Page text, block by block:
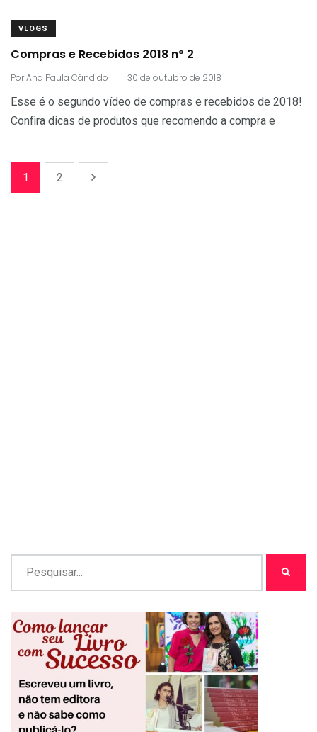
VLOGS
Compras e Recebidos 2018 nº 2
PorAna Paula Cândido . 30 de outubro de 2018
Esse é o segundo vídeo de compras e recebidos de 2018!
Confira dicas de produtos que recomendo a compra e
1 2